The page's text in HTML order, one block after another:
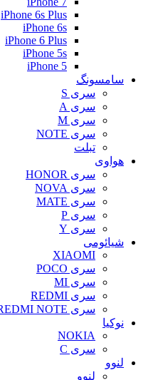
iPhone 6s Plus
iPhone 6s
iPhone 6 Plus
iPhone 5s
iPhone 5
سامسونگ
سری S
سری A
سری M
سری NOTE
تبلت
هواوی
سری HONOR
سری NOVA
سری MATE
سری P
سری Y
شیائومی
XIAOMI
سری POCO
سری MI
سری REDMI
سری REDMI NOTE
نوکیا
NOKIA
سری C
لنوو
لنوو